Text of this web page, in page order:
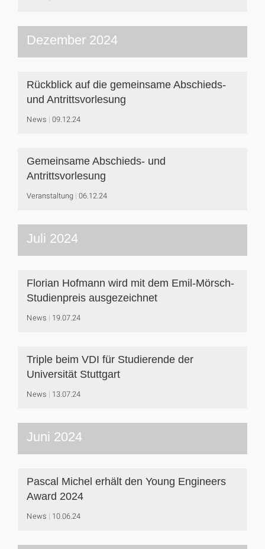
Dezember 2024
Rückblick auf die gemeinsame Abschieds-
und Antrittsvorlesung
News 09.12.24
Gemeinsame Abschieds- und
Antrittsvorlesung
Veranstaltung 06.12.24
Juli 2024
Florian Hofmann wird mit dem Emil-Mörsch-
Studienpreis ausgezeichnet
News 19.07.24
Triple beim VDI für Studierende der
Universität Stuttgart
News 13.07.24
Juni 2024
Pascal Michel erhält den Young Engineers
Award 2024
News 10.06.24